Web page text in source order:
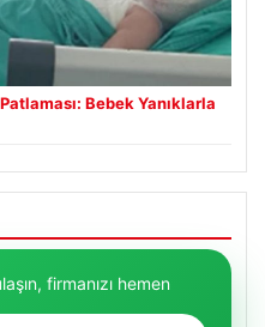
Bebek Yanıklarla
firmanızı hemen